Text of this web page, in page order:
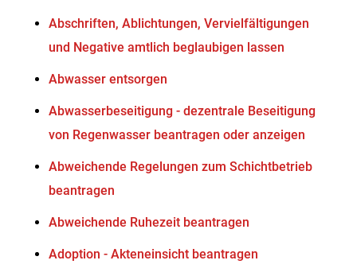
Abschriften, Ablichtungen, Vervielfältigungen
und Negative amtlich beglaubigen lassen
Abwasser entsorgen
Abwasserbeseitigung - dezentrale Beseitigung
von Regenwasser beantragen oder anzeigen
Abweichende Regelungen zum Schichtbetrieb
beantragen
Abweichende Ruhezeit beantragen
Adoption - Akteneinsicht beantragen